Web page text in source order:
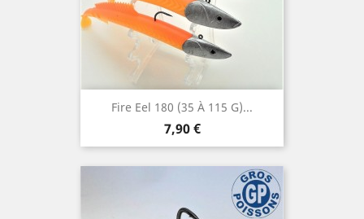
Fire Eel 180 (35 À 115 G)...
Prix
7,90 €